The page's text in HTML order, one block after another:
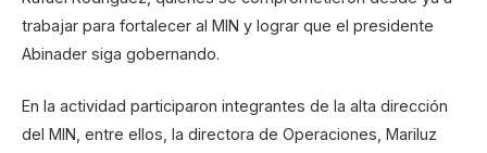
trabajar para fortalecer al MIN y lograr que el presidente
Abinader siga gobernando.
En la actividad participaron integrantes de la alta dirección
del MIN, entre ellos, la directora de Operaciones, Mariluz